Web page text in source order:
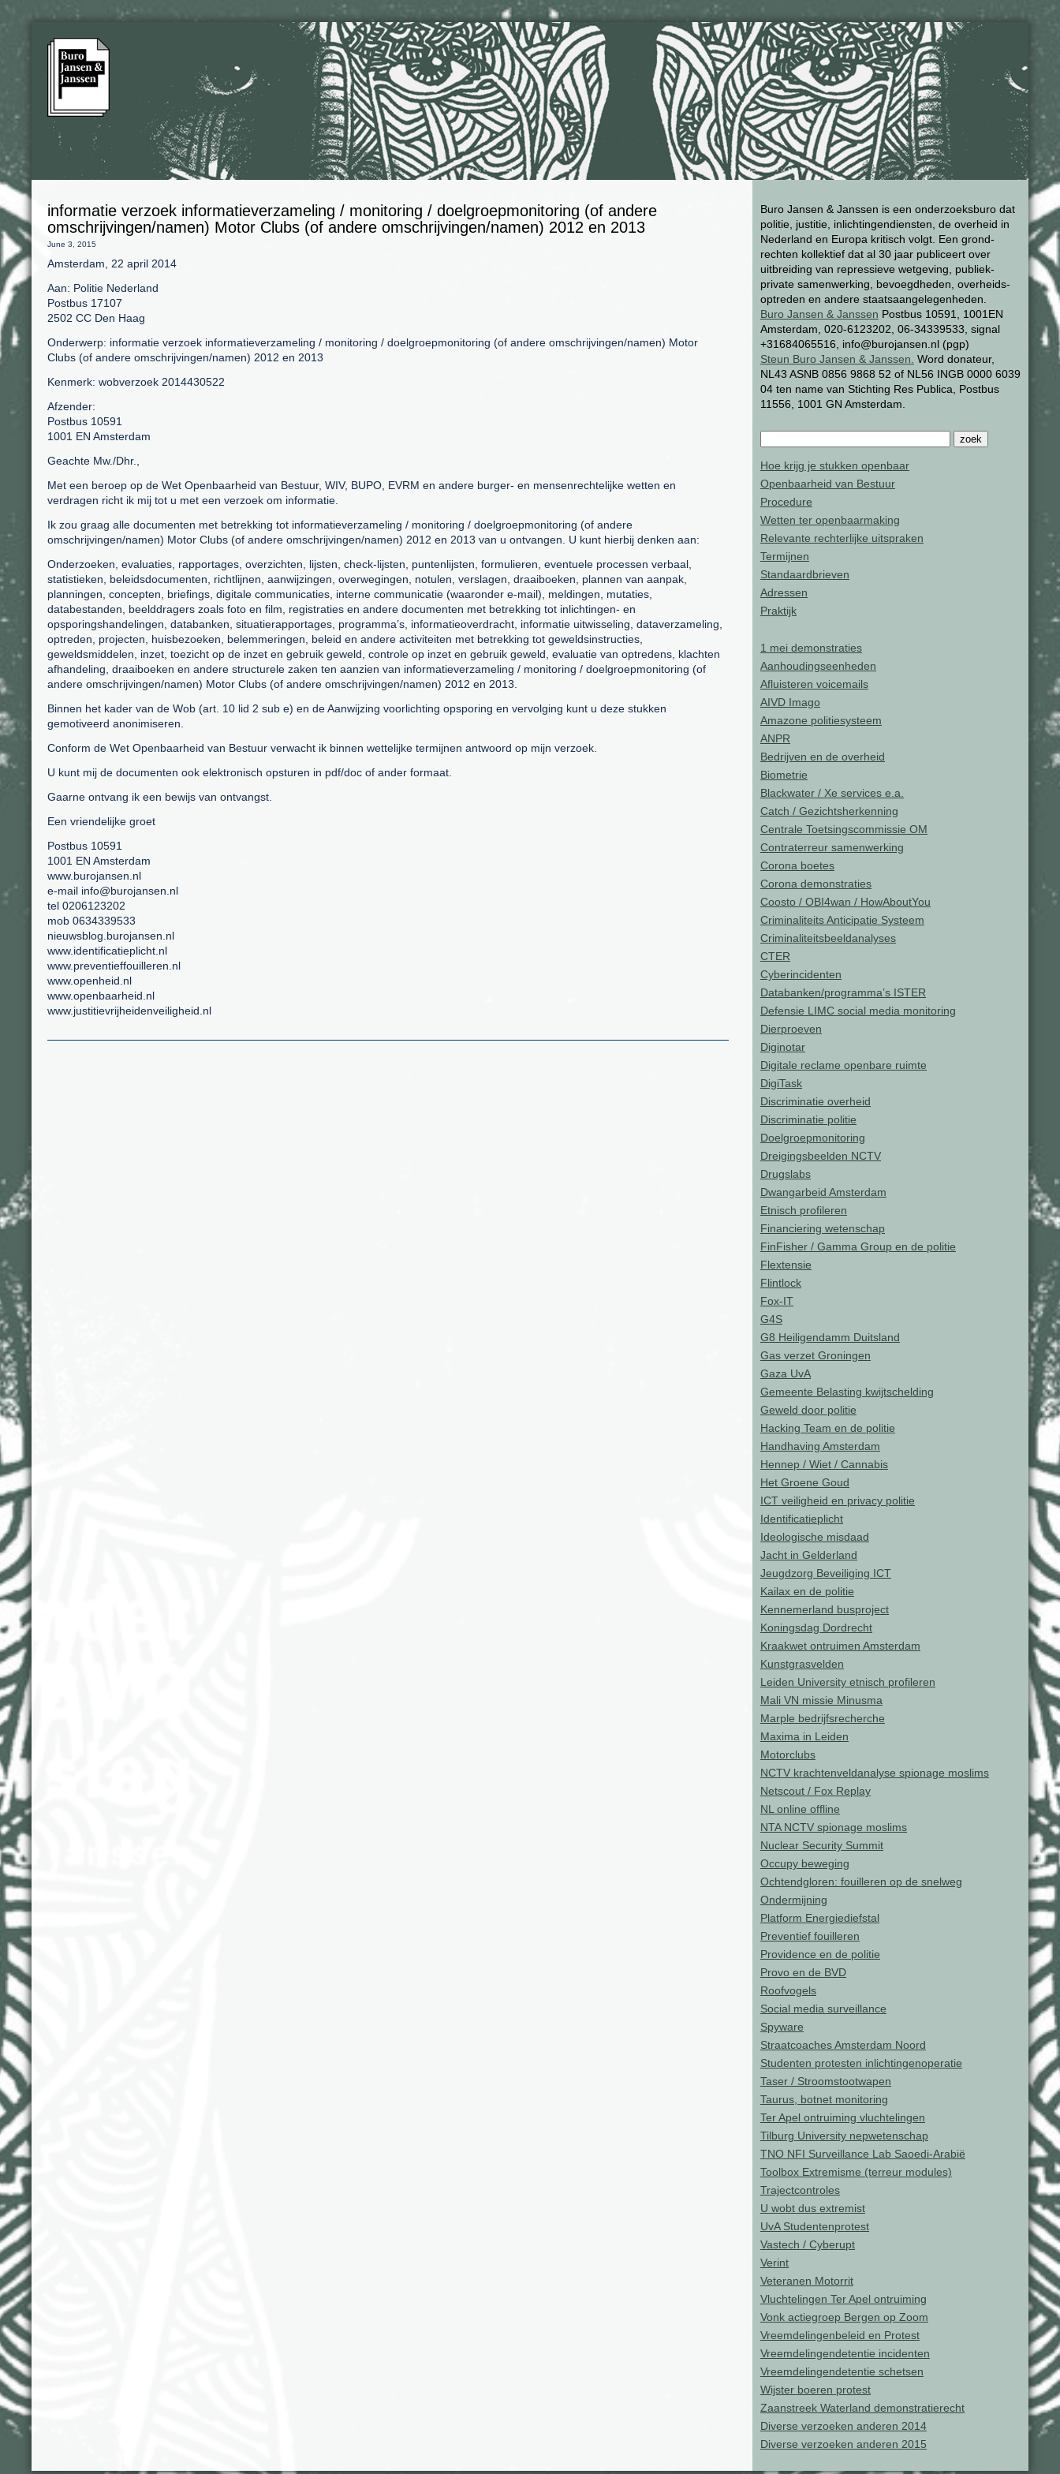
Buro Jansen & Janssen is een onderzoeksburo dat
politie, justitie, inlichtingendiensten, de overheid in
Nederland en Europa kritisch volgt. Een grond-
rechten kollektief dat al 30 jaar publiceert over
uitbreiding van repressieve wetgeving, publiek-
private samenwerking, bevoegdheden, overheids-
optreden en andere staatsaangelegenheden.
Buro Jansen & Janssen Postbus 10591, 1001EN
Amsterdam, 020-6123202, 06-34339533, signal
+31684065516, info@burojansen.nl (pgp)
Steun Buro Jansen & Janssen. Word donateur,
NL43 ASNB 0856 9868 52 of NL56 INGB 0000 6039
04 ten name van Stichting Res Publica, Postbus
11556, 1001 GN Amsterdam.
Hoe krijg je stukken openbaar
Openbaarheid van Bestuur
Procedure
Wetten ter openbaarmaking
Relevante rechterlijke uitspraken
Termijnen
Standaardbrieven
Adressen
Praktijk
1 mei demonstraties
Aanhoudingseenheden
Afluisteren voicemails
AIVD Imago
Amazone politiesysteem
ANPR
Bedrijven en de overheid
Biometrie
Blackwater / Xe services e.a.
Catch / Gezichtsherkenning
Centrale Toetsingscommissie OM
Contraterreur samenwerking
Corona boetes
Corona demonstraties
Coosto / OBI4wan / HowAboutYou
Criminaliteits Anticipatie Systeem
Criminaliteitsbeeldanalyses
CTER
Cyberincidenten
Databanken/programma’s ISTER
Defensie LIMC social media monitoring
Dierproeven
Diginotar
Digitale reclame openbare ruimte
DigiTask
Discriminatie overheid
Discriminatie politie
Doelgroepmonitoring
Dreigingsbeelden NCTV
Drugslabs
Dwangarbeid Amsterdam
Etnisch profileren
Financiering wetenschap
FinFisher / Gamma Group en de politie
Flextensie
Flintlock
Fox-IT
G4S
G8 Heiligendamm Duitsland
Gas verzet Groningen
Gaza UvA
Gemeente Belasting kwijtschelding
Geweld door politie
Hacking Team en de politie
Handhaving Amsterdam
Hennep / Wiet / Cannabis
Het Groene Goud
ICT veiligheid en privacy politie
Identificatieplicht
Ideologische misdaad
Jacht in Gelderland
Jeugdzorg Beveiliging ICT
Kailax en de politie
Kennemerland busproject
Koningsdag Dordrecht
Kraakwet ontruimen Amsterdam
Kunstgrasvelden
Leiden University etnisch profileren
Mali VN missie Minusma
Marple bedrijfsrecherche
Maxima in Leiden
Motorclubs
NCTV krachtenveldanalyse spionage moslims
Netscout / Fox Replay
NL online offline
NTA NCTV spionage moslims
Nuclear Security Summit
Occupy beweging
Ochtendgloren: fouilleren op de snelweg
Ondermijning
Platform Energiediefstal
Preventief fouilleren
Providence en de politie
Provo en de BVD
Roofvogels
Social media surveillance
Spyware
Straatcoaches Amsterdam Noord
Studenten protesten inlichtingenoperatie
Taser / Stroomstootwapen
Taurus, botnet monitoring
Ter Apel ontruiming vluchtelingen
Tilburg University nepwetenschap
TNO NFI Surveillance Lab Saoedi-Arabië
Toolbox Extremisme (terreur modules)
Trajectcontroles
U wobt dus extremist
UvA Studentenprotest
Vastech / Cyberupt
Verint
Veteranen Motorrit
Vluchtelingen Ter Apel ontruiming
Vonk actiegroep Bergen op Zoom
Vreemdelingenbeleid en Protest
Vreemdelingendetentie incidenten
Vreemdelingendetentie schetsen
Wijster boeren protest
Zaanstreek Waterland demonstratierecht
Diverse verzoeken anderen 2014
Diverse verzoeken anderen 2015
informatie verzoek informatieverzameling / monitoring / doelgroepmonitoring (of andere
omschrijvingen/namen) Motor Clubs (of andere omschrijvingen/namen) 2012 en 2013
June 3, 2015
Amsterdam, 22 april 2014
Aan: Politie Nederland
Postbus 17107
2502 CC Den Haag
Onderwerp: informatie verzoek informatieverzameling / monitoring / doelgroepmonitoring (of andere omschrijvingen/namen) Motor
Clubs (of andere omschrijvingen/namen) 2012 en 2013
Kenmerk: wobverzoek 2014430522
Afzender:
Postbus 10591
1001 EN Amsterdam
Geachte Mw./Dhr.,
Met een beroep op de Wet Openbaarheid van Bestuur, WIV, BUPO, EVRM en andere burger- en mensenrechtelijke wetten en
verdragen richt ik mij tot u met een verzoek om informatie.
Ik zou graag alle documenten met betrekking tot informatieverzameling / monitoring / doelgroepmonitoring (of andere
omschrijvingen/namen) Motor Clubs (of andere omschrijvingen/namen) 2012 en 2013 van u ontvangen. U kunt hierbij denken aan:
Onderzoeken, evaluaties, rapportages, overzichten, lijsten, check-lijsten, puntenlijsten, formulieren, eventuele processen verbaal,
statistieken, beleidsdocumenten, richtlijnen, aanwijzingen, overwegingen, notulen, verslagen, draaiboeken, plannen van aanpak,
planningen, concepten, briefings, digitale communicaties, interne communicatie (waaronder e-mail), meldingen, mutaties,
databestanden, beelddragers zoals foto en film, registraties en andere documenten met betrekking tot inlichtingen- en
opsporingshandelingen, databanken, situatierapportages, programma’s, informatieoverdracht, informatie uitwisseling, dataverzameling,
optreden, projecten, huisbezoeken, belemmeringen, beleid en andere activiteiten met betrekking tot geweldsinstructies,
geweldsmiddelen, inzet, toezicht op de inzet en gebruik geweld, controle op inzet en gebruik geweld, evaluatie van optredens, klachten
afhandeling, draaiboeken en andere structurele zaken ten aanzien van informatieverzameling / monitoring / doelgroepmonitoring (of
andere omschrijvingen/namen) Motor Clubs (of andere omschrijvingen/namen) 2012 en 2013.
Binnen het kader van de Wob (art. 10 lid 2 sub e) en de Aanwijzing voorlichting opsporing en vervolging kunt u deze stukken
gemotiveerd anonimiseren.
Conform de Wet Openbaarheid van Bestuur verwacht ik binnen wettelijke termijnen antwoord op mijn verzoek.
U kunt mij de documenten ook elektronisch opsturen in pdf/doc of ander formaat.
Gaarne ontvang ik een bewijs van ontvangst.
Een vriendelijke groet
Postbus 10591
1001 EN Amsterdam
www.burojansen.nl
e-mail info@burojansen.nl
tel 0206123202
mob 0634339533
nieuwsblog.burojansen.nl
www.identificatieplicht.nl
www.preventieffouilleren.nl
www.openheid.nl
www.openbaarheid.nl
www.justitievrijheidenveiligheid.nl